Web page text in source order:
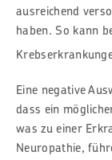
ausreichend
haben. So kann
Eine negative
dass ein
was zu einer
Neuropathie,